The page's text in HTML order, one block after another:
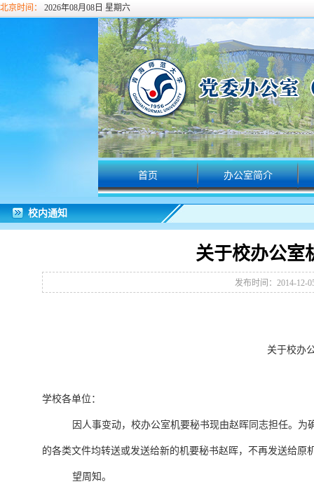
北京时间： 2026年08月08日 星期六
首页 办公室简介
校内通知
关于校办公室
发布时间：2014-12-
关于校办
学校各单位：
因人事变动，校办公室机要秘书现由赵晖同志担任。
的各类文件均转送或发送给新的机要秘书赵晖，不再发送给
望周知。